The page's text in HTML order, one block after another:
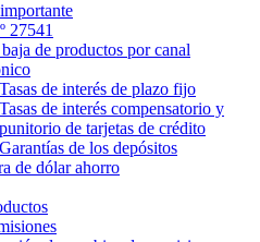
27541
de productos por canal
Tasas de interés de plazo fijo
Tasas de interés compensatorio y
punitorio de tarjetas de crédito
Garantías de los depósitos
de dólar ahorro